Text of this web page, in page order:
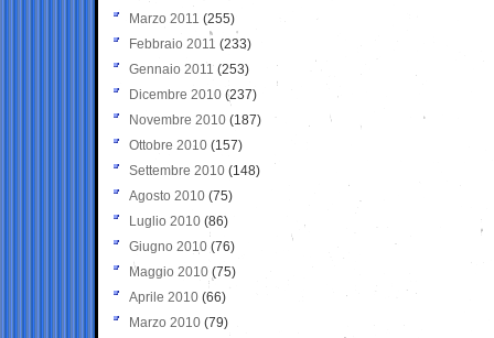
Marzo 2011 (255)
Febbraio 2011 (233)
Gennaio 2011 (253)
Dicembre 2010 (237)
Novembre 2010 (187)
Ottobre 2010 (157)
Settembre 2010 (148)
Agosto 2010 (75)
Luglio 2010 (86)
Giugno 2010 (76)
Maggio 2010 (75)
Aprile 2010 (66)
Marzo 2010 (79)